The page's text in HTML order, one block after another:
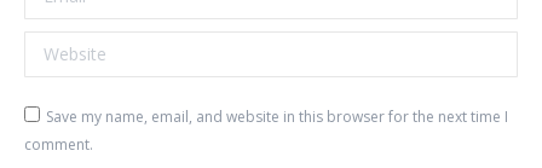
Website
Save my name, email, and website in this browser for the next time I
comment.